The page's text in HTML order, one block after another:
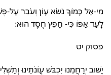
מִי-אֵל כָּמוֹךָ נֹשֵׂא עָוֹן וְעֹבֵר
לָעַד אַפּוֹ כִּי- חָפֵץ חֶסֶד הוּא:
פסוק יט
יָשׁוּב יְרַחֲמֵנוּ יִכְבֹּשׁ עֲוֹנֹתֵינוּ